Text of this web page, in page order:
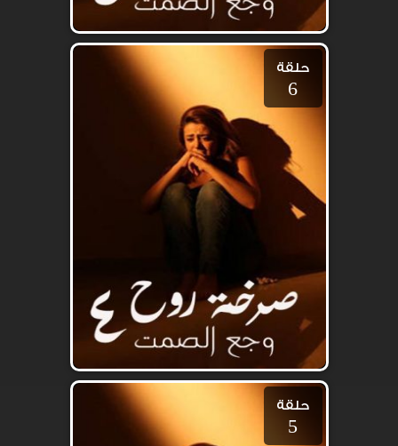
حلقة
6
حلقة
5